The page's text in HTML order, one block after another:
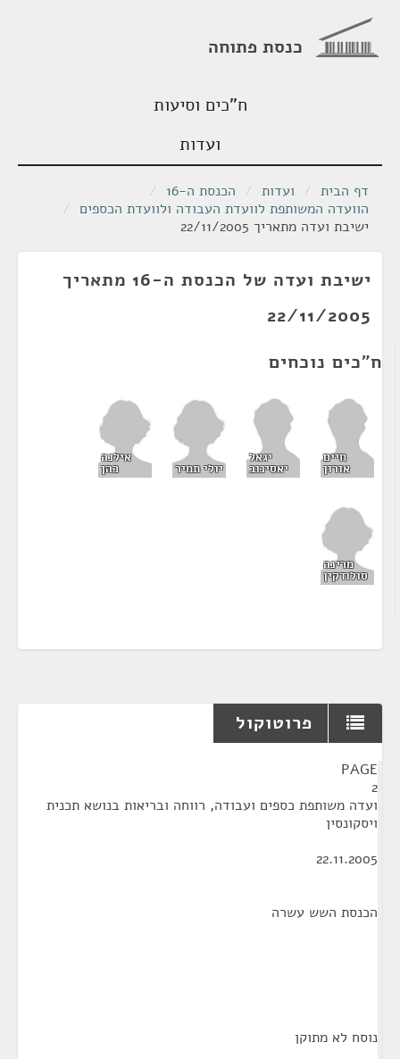
כנסת פתוחה
ח"כים וסיעות
ועדות
דף הבית / ועדות / הכנסת ה-16
/
הוועדה המשותפת לוועדת העבודה ולוועדת הכספים /
ישיבת ועדה מתאריך 22/11/2005
ישיבת ועדה של הכנסת ה-16 מתאריך
22/11/2005
ח"כים נוכחים
חיים
אורון
יגאל
יאסינוב יולי תמיר
אילנה
כהן
מרינה
סולודקין
פרוטוקול
PAGE
2
ועדה משותפת כספים ועבודה, רווחה ובריאות בנושא תכנית
ויסקונסין
22.11.2005
הכנסת השש עשרה
נוסח לא מתוקן